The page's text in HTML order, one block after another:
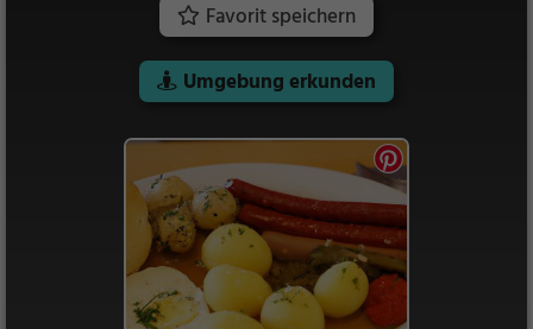
Favorit speichern
Umgebung erkunden